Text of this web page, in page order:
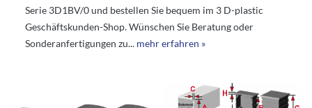
Serie 3D1BV/0 und bestellen Sie bequem im 3 D-plastic
Geschäftskunden-Shop. Wünschen Sie Beratung oder
Sonderanfertigungen zu... mehr erfahren »